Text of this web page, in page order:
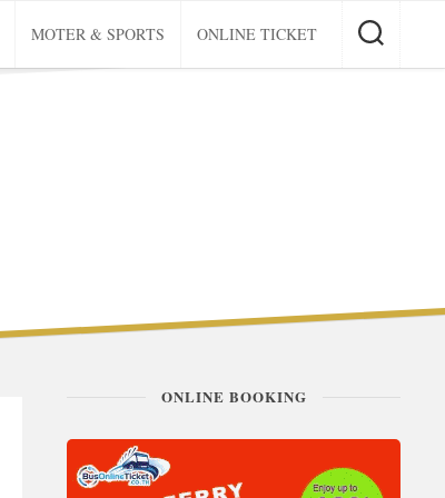
MOTER & SPORTS ONLINE TICKET
ONLINE BOOKING